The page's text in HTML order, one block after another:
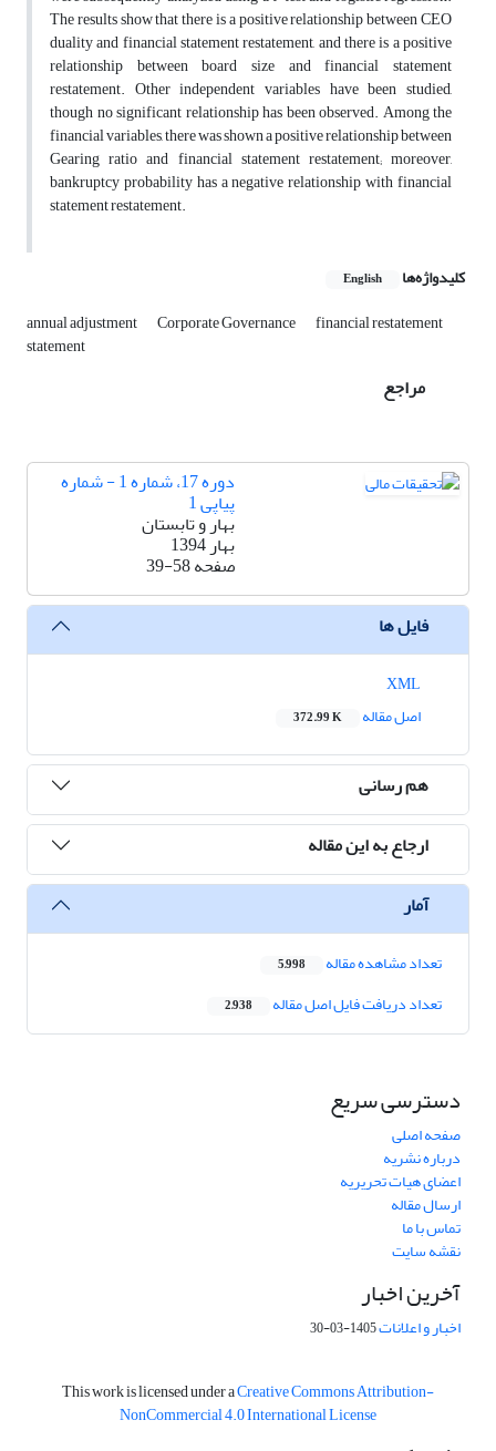
The results show that there is a positive relationship between CEO
duality and financial statement restatement, and there is a positive
relationship between board size and financial statement
restatement. Other independent variables have been studied,
though no significant relationship has been observed. Among the
financial variables, there was shown a positive relationship between
Gearing ratio and financial statement restatement; moreover,
bankruptcy probability has a negative relationship with financial
statement restatement.
کلیدواژه‌ها English
annual adjustment Corporate Governance financial restatement
statement
مراجع
دوره 17، شماره 1 - شماره
پیاپی 1
بهار و تابستان
بهار 1394
صفحه39-58
فایل ها
اصل مقاله
372.99 K
هم رسانی
ارجاع به این مقاله
آمار
تعداد مشاهده مقاله 5,998
تعداد دریافت فایل اصل مقاله 2,938
دسترسی سریع
صفحه اصلی
درباره نشریه
اعضای هیات تحریریه
ارسال مقاله
تماس با ما
نقشه سایت
آخرین اخبار
اخبار و اعلانات1405-03-30
This work is licensed under aCreative Commons Attribution-
NonCommercial 4.0 International License